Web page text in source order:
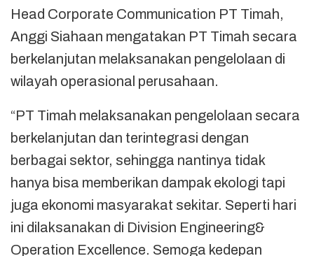
Head Corporate Communication PT Timah,
Anggi Siahaan mengatakan PT Timah secara
berkelanjutan melaksanakan pengelolaan di
wilayah operasional perusahaan.
“PT Timah melaksanakan pengelolaan secara
berkelanjutan dan terintegrasi dengan
berbagai sektor, sehingga nantinya tidak
hanya bisa memberikan dampak ekologi tapi
juga ekonomi masyarakat sekitar. Seperti hari
ini dilaksanakan di Division Engineering&
Operation Excellence. Semoga kedepan